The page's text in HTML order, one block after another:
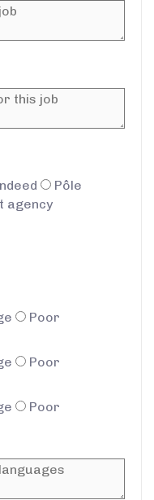
Pôle
agency
Poor
Poor
Poor